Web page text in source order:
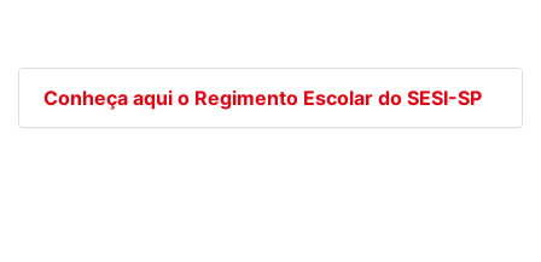
Conheça aqui o Regimento Escolar do SESI-SP